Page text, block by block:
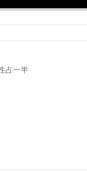
占一半